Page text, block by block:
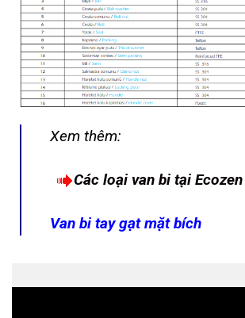
Xem thêm:
Các loại van bi tại Ecozen
Van bi tay gạt mặt bích